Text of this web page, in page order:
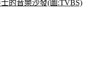
的音樂沙發(圖:TVBS)